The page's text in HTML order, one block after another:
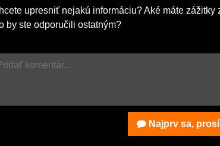
upresniť nejakú informáciu? Aké máte
by ste odporučili ostatným?
Najprv sa,